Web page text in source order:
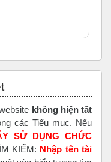
không hiện tất
các Tiểu mục. Nếu
SỬ DỤNG CHỨC
KIẾM: Nhập tên tài